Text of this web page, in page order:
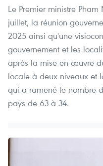
Le Premier ministre
juillet, la réunion
2025 ainsi qu'une
gouvernement et les
après la mise en œuvre
locale à deux niveaux et
qui a ramené le nombre
pays de 63 à 34.